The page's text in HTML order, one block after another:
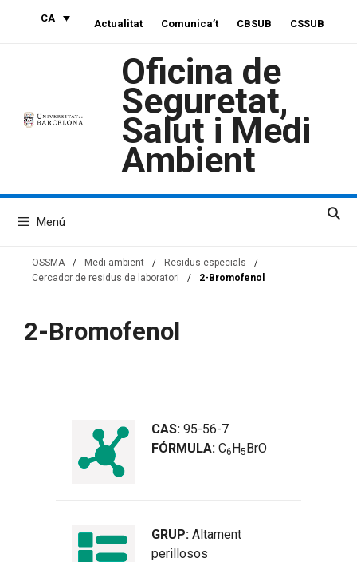
CA Actualitat Comunica’t CBSUB CSSUB
Oficina de
Seguretat,
Salut i Medi
Ambient
Menú
OSSMA / Medi ambient / Residus especials
/
Cercador de residus de laboratori
/ 2-Bromofenol
2-Bromofenol
CAS: 95-56-7
FÓRMULA: C6H5BrO
GRUP: Altament
perillosos